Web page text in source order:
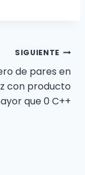
SIGUIENTE
de pares en
con producto
que 0 C++